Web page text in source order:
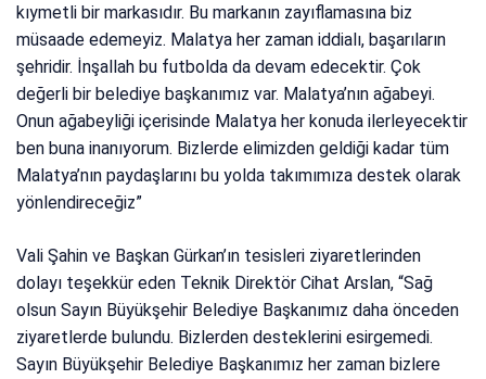
kıymetli bir markasıdır. Bu markanın zayıflamasına biz
müsaade edemeyiz. Malatya her zaman iddialı, başarıların
şehridir. İnşallah bu futbolda da devam edecektir. Çok
değerli bir belediye başkanımız var. Malatya’nın ağabeyi.
Onun ağabeyliği içerisinde Malatya her konuda ilerleyecektir
ben buna inanıyorum. Bizlerde elimizden geldiği kadar tüm
Malatya’nın paydaşlarını bu yolda takımımıza destek olarak
yönlendireceğiz”
Vali Şahin ve Başkan Gürkan’ın tesisleri ziyaretlerinden
dolayı teşekkür eden Teknik Direktör Cihat Arslan, “Sağ
olsun Sayın Büyükşehir Belediye Başkanımız daha önceden
ziyaretlerde bulundu. Bizlerden desteklerini esirgemedi.
Sayın Büyükşehir Belediye Başkanımız her zaman bizlere